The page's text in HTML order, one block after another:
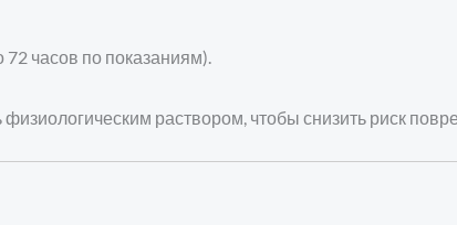
часов по показаниям).
раствором, чтобы снизить риск